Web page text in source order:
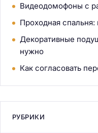
Видеодомофоны с
Проходная спальня:
Декоративные
нужно
Как согласовать
РУБРИКИ